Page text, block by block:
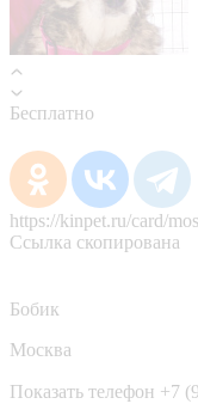
Бесплатно
https://kinpet.ru/card/
Ссылка скопирована
Бобик
Москва
Показать телефон +7